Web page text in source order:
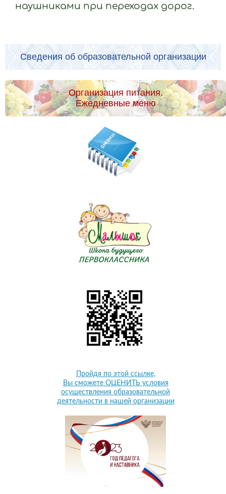
наушниками при переходах дорог.
Сведения об образовательной организации
Организация питания.
Ежедневные меню
Пройдя по этой ссылке,
Вы сможете ОЦЕНИТЬ условия
осуществления образовательной
деятельности в нашей организации